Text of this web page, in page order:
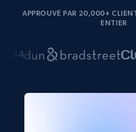
APPROUVÉ PAR 20,000+
ENTIER